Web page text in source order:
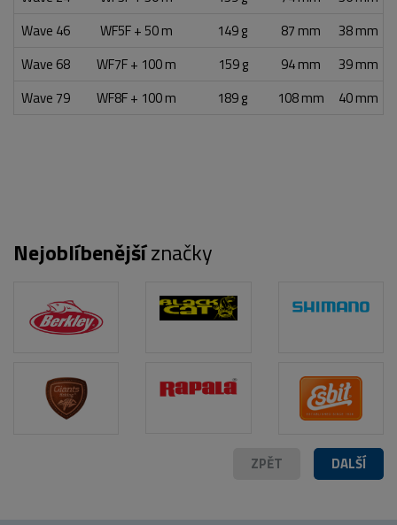
Wave 46
WF5F + 50 m 149 g 87 mm
38 mm
Wave 68
WF7F + 100 m 159 g 94 mm
39 mm
Wave 79
WF8F + 100 m 189 g 108 mm 40 mm
Nejoblíbenějšíznačky
DALŠÍ
ZPĚT